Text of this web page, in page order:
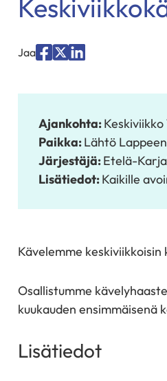
Jaa
Ajankohta:Keskiviikko
Paikka:Lähtö
Järjestäjä:Etelä-
Lisätiedot:Kaikille
Kävelemme keskiviikkoisin
Osallistumme
kuukauden ensimmäisenä
Lisätiedot